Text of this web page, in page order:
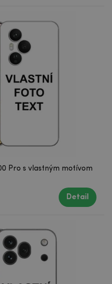
Pro s vlastným motívom
Detail